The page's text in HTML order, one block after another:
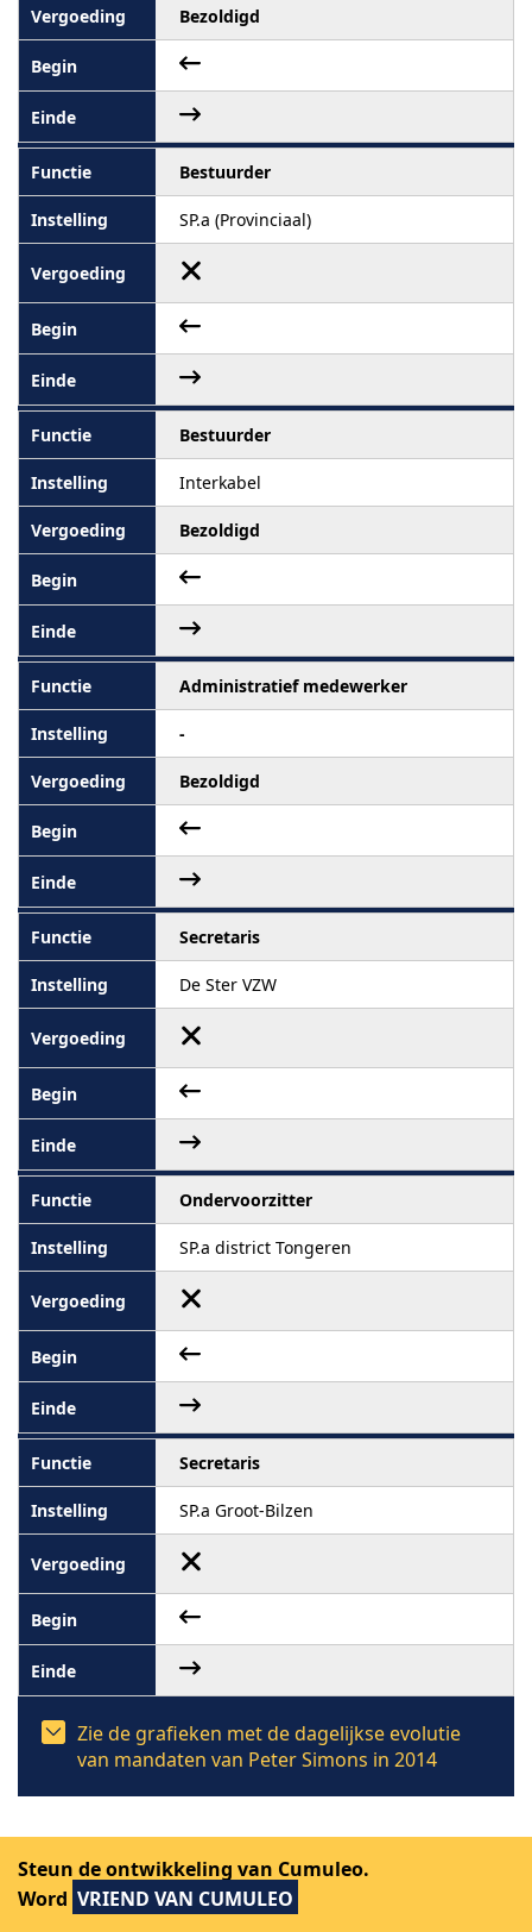
Bezoldigd
Bestuurder
SP.a (Provinciaal)
Bestuurder
Interkabel
Bezoldigd
Administratief medewerker
-
Bezoldigd
Secretaris
De Ster VZW
Ondervoorzitter
SP.a district Tongeren
Secretaris
SP.a Groot-Bilzen
Zie de grafieken met de dagelijkse evolutie
van mandaten van Peter Simons in 2014
2013
Steun de ontwikkeling van Cumuleo.
Word VRIEND VAN CUMULEO